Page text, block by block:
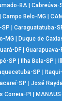
BA| Cabreúva-
|Campo Belo-MG |
SP | Caraguatatuba-
MG | Duque de
DF| Guarapuava-
SP | Ilha Bela-SP |
SP |
SP | José
Correia-PI |